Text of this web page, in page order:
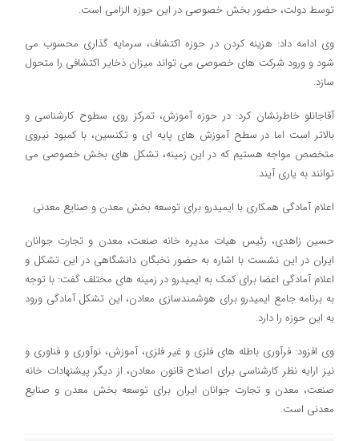
توسط دولت، حضور بخش خصوصی در این حوزه الزامی است.
وی ادامه داد: هزینه کردن در حوزه اکتشاف، سرمایه گذاری محسوب می
شود و ورود شرکت های خصوصی می تواند میزان ذخایر اکتشافی را متحول
سازد.
آقاجانلو خاطرنشان کرد: در حوزه آموزش، تمرکز روی سطوح کارشناسی و
بالاتر است اما در سطح آموزش های پایه ای و تکنسین، با کمبود نیروی
متخصص مواجه هستیم که در این زمینه، تشکل های بخش خصوصی می
توانند به یاری آیند.
اعلام آمادگی همکاری با ایمیدرو برای توسعه بخش معدن و صنایع معدنی
حسین زاهدی، رئیس هیات مدیره خانه صنعت، معدن و تجارت جوانان
ایران در این نشست با اشاره به حضور نخبگان دانشگاهی در این تشکل و
اعلام آمادگی اعضا برای کمک به ایمیدرو در زمینه های مختلف گفت: با توجه
به برنامه جامع ایمیدرو برای هوشمندسازی معادن، این تشکل آمادگی ورود
به این حوزه را دارد.
وی افزود: فرآوری باطله های فلزی و غیر فلزی، آموزش، نوآوری و فناوری و
نیز ارایه نظر کارشناسی برای اصلاح قانون معادن، از دیگر پیشنهادات خانه
صنعت، معدن و تجارت جوانان ایران برای توسعه بخش معدن و صنایع
معدنی است.